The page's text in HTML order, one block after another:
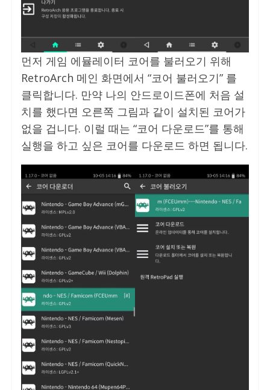
먼저 게임 에뮬레이터 코어를 불러오기 위해
RetroArch 메인 화면에서 “코어 불러오기” 를
클릭합니다. 만약 나의 안드로이드폰에 처음 설
치를 했다면 오른쪽 그림과 같이 설치된 코어가
없을 겁니다. 이럴 때는 “코어 다운로드”를 통해
실행을 하고 싶은 코어를 다운로드 하면 됩니다.